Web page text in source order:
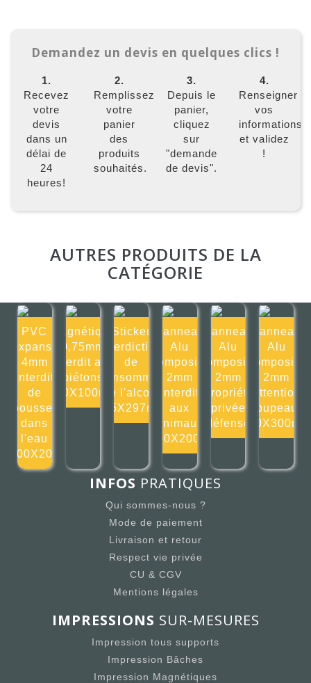
Demandez un devis en quelques clics !
1.
Recevez
votre
devis
dans un
délai de
24
heures!
2.
Remplissez
votre
panier
des
produits
souhaités.
3.
Depuis le
panier,
cliquez
sur
"demande
de devis".
4.
Renseigner
vos
informations
et validez
!
AUTRES PRODUITS DE LA
CATÉGORIE
PVC
Expansé
4mm
Interdit
de
pousser
dans
l'eau
200X200
Magnétique
0,75mm
Interdit aux
piétons
100X100mm
Sticker
Interdiction
de
consommer
de l'alcool
105X297mm
Panneau
Alu
composite
2mm
Interdit
aux
animaux
200X200m
Panneau
Alu
composite
2mm
Propriété
privée
défense
Panneau
Alu
composite
2mm
Attention
troupeaux
300X300mm
INFOS PRATIQUES
Qui sommes-nous ?
Mode de paiement
Livraison et retour
Respect vie privée
CU & CGV
Mentions légales
IMPRESSIONS SUR-MESURES
Impression tous supports
Impression Bâches
Impression Magnétiques